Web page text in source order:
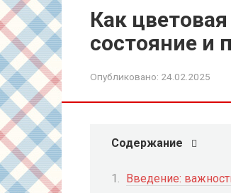
Как
состояние и
Опубликовано: 24.02.2025
Содержание
Введение: